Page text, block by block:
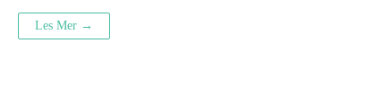
Les Mer